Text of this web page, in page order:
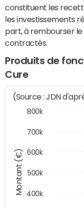
constituent les
les investissements
part, à rembourser
contractés.
Produits de
Cure
Montant (€)
(Source : JDN
400k
500k
600k
700k
800k